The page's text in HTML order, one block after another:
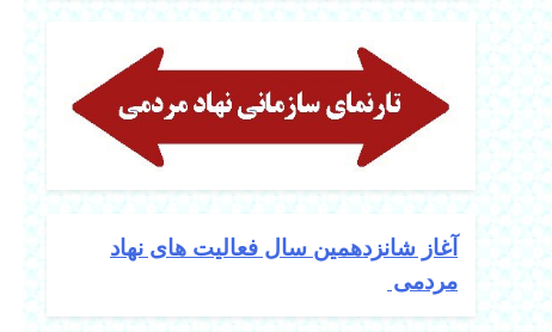
آغاز شانزدهمین سال فعالیت های نهاد
مردمی